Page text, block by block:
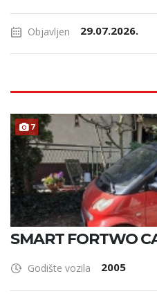
Objavljen 29.07.2026.
7
SMART FORTWO
Godište vozila 2005